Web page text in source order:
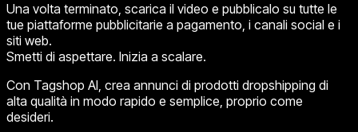
Una volta terminato, scarica il video e pubblicalo su tutte le
tue piattaforme pubblicitarie a pagamento, i canali social e i
siti web.
Smetti di aspettare. Inizia a scalare.
Con Tagshop AI, crea annunci di prodotti dropshipping di
alta qualità in modo rapido e semplice, proprio come
desideri.